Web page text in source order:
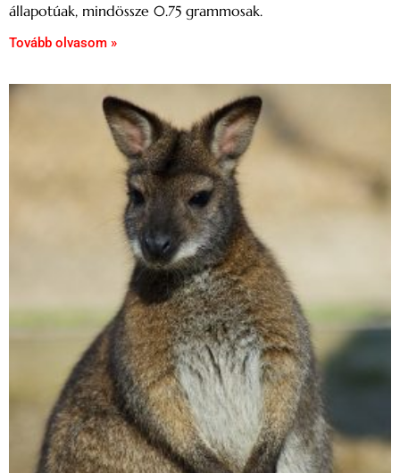
állapotúak, mindössze 0.75 grammosak.
Tovább olvasom »